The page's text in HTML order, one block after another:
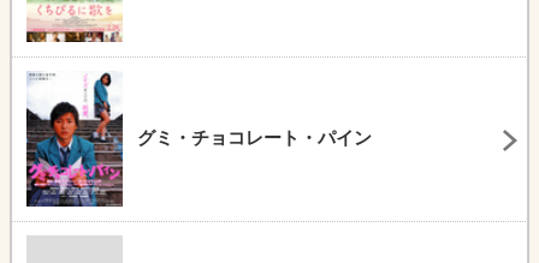
グミ・チョコレート・パイン